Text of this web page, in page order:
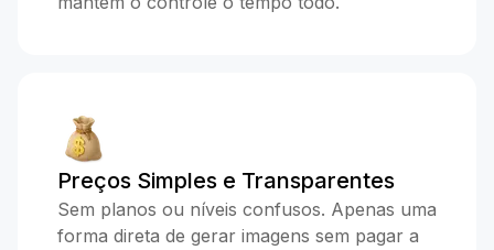
Preços Simples e Transparentes
Sem planos ou níveis confusos. Apenas uma
forma direta de gerar imagens sem pagar a